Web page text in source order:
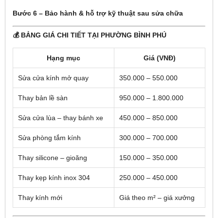
Bước 6 – Bảo hành & hỗ trợ kỹ thuật sau sửa chữa
💰 BẢNG GIÁ CHI TIẾT TẠI PHƯỜNG BÌNH PHÚ
Hạng mục Giá (VNĐ)
Sửa cửa kính mở quay 350.000 – 550.000
Thay bản lề sàn 950.000 – 1.800.000
Sửa cửa lùa – thay bánh xe 450.000 – 850.000
Sửa phòng tắm kính 300.000 – 700.000
Thay silicone – gioăng 150.000 – 350.000
Thay kẹp kính inox 304 250.000 – 450.000
Thay kính mới Giá theo m² – giá xưởng